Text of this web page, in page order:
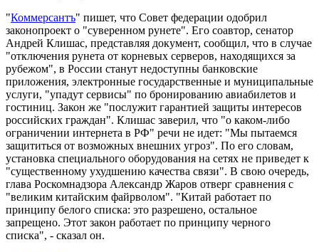
"Коммерсантъ" пишет, что Совет федерации одобрил
законопроект о "суверенном рунете". Его соавтор, сенатор
Андрей Клишас, представляя документ, сообщил, что в случае
"отключения рунета от корневых серверов, находящихся за
рубежом", в России станут недоступны банковские
приложения, электронные государственные и муниципальные
услуги, "упадут сервисы" по бронированию авиабилетов и
гостиниц. Закон же "послужит гарантией защиты интересов
российских граждан". Клишас заверил, что "о каком-либо
ограничении интернета в РФ" речи не идет: "Мы пытаемся
защититься от возможных внешних угроз". По его словам,
установка специального оборудования на сетях не приведет к
"существенному ухудшению качества связи". В свою очередь,
глава Роскомнадзора Александр Жаров отверг сравнения с
"великим китайским файрволом". "Китай работает по
принципу белого списка: это разрешено, остальное
запрещено. Этот закон работает по принципу черного
списка", - сказал он.